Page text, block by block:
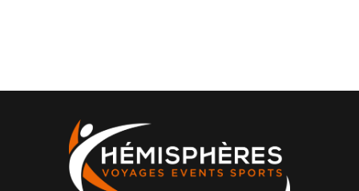
Ο1 nuit d’hôtel base chambre double et petit-
déjeuner
Ο
La place de stade pour assister à la
rencontre